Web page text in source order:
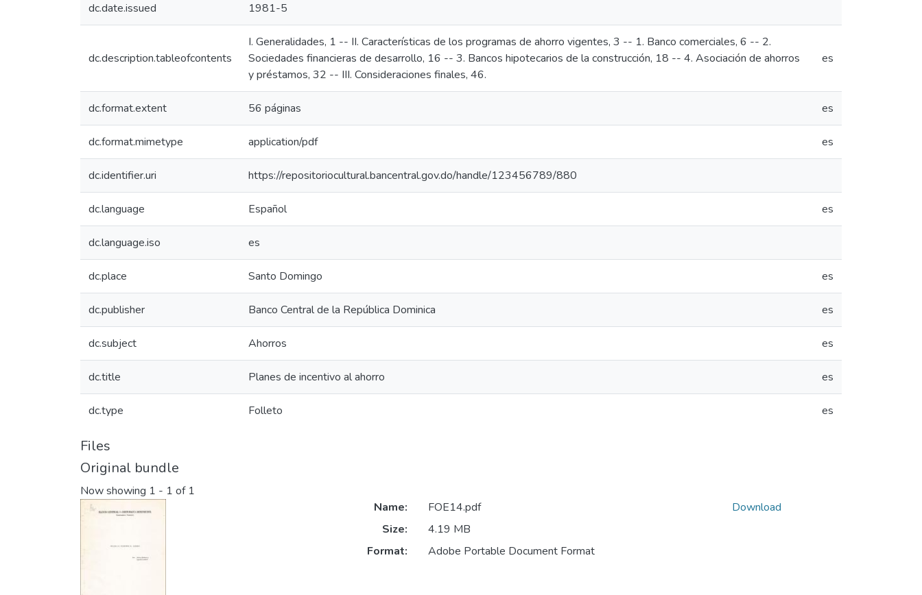
dc.date.issued 1981-5
dc.description.tableofcontents
I. Generalidades, 1 -- II. Características de los programas de ahorro vigentes, 3 -- 1. Banco comerciales, 6 -- 2.
Sociedades financieras de desarrollo, 16 -- 3. Bancos hipotecarios de la construcción, 18 -- 4. Asociación de ahorros
y préstamos, 32 -- III. Consideraciones finales, 46.
es
dc.format.extent 56 páginas es
dc.format.mimetype application/pdf es
dc.identifier.uri https://repositoriocultural.bancentral.gov.do/handle/123456789/880
dc.language Español es
dc.language.iso es
dc.place Santo Domingo es
dc.publisher Banco Central de la República Dominica es
dc.subject Ahorros es
dc.title Planes de incentivo al ahorro es
dc.type Folleto es
Files
Original bundle
Now showing 1 - 1 of 1
Name:
FOE14.pdf
Size:
4.19 MB
Format:
Adobe Portable Document Format
Download